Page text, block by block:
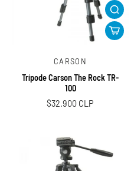
CARSON
Trípode Carson The Rock TR-
100
$32.900 CLP